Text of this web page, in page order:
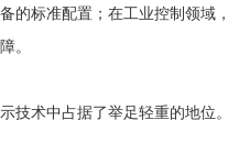
标准配置；在工业控制领域
。
技术中占据了举足轻重的地位